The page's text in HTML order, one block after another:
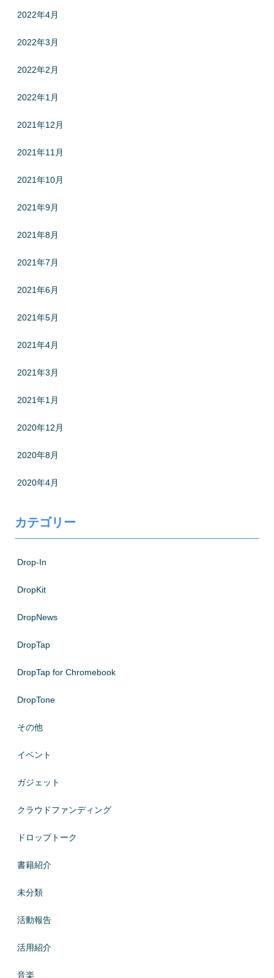
2022年4月
2022年3月
2022年2月
2022年1月
2021年12月
2021年11月
2021年10月
2021年9月
2021年8月
2021年7月
2021年6月
2021年5月
2021年4月
2021年3月
2021年1月
2020年12月
2020年8月
2020年4月
カテゴリー
Drop-In
DropKit
DropNews
DropTap
DropTap for Chromebook
DropTone
その他
イベント
ガジェット
クラウドファンディング
ドロップトーク
書籍紹介
未分類
活動報告
活用紹介
音楽